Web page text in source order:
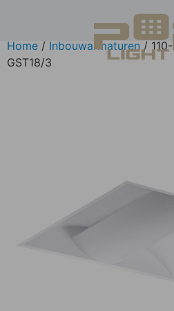
Home / Inbouwarmaturen /
GST18/3